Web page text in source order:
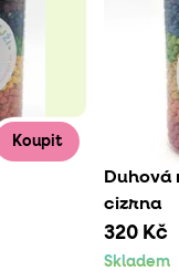
Koupit
cizrna
320 Kč
Skladem